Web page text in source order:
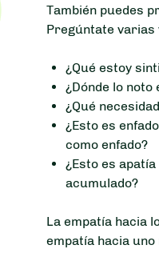
También puedes
Pregúntate varias
¿Qué estoy
¿Dónde lo noto
¿Qué
¿Esto es
como enfado?
¿Esto es
acumulado?
La empatía hacia
empatía hacia